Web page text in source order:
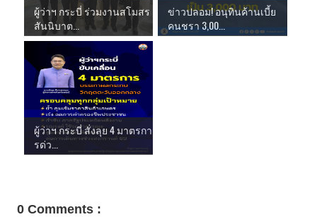
ผู้ว่าฯ กระบี่ ร่วมงานสโมสร
สันนิบาต...
ข่าวปลอม! อนุทินค้านเบี้ย
คนชรา 3,00...
ผู้ว่าฯ กระบี่ สั่งลุย 4 มาตรกา
รด่ว...
0 Comments :